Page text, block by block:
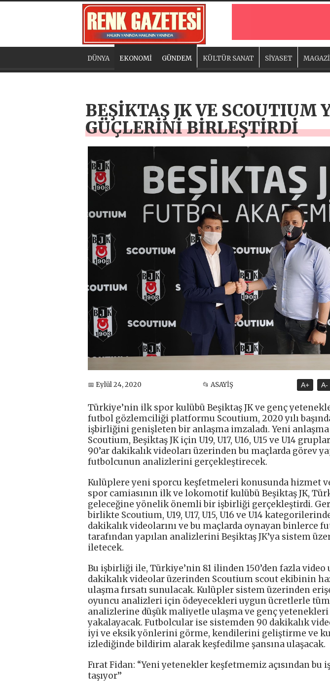
DÜNYA EKONOMİ GÜNDEM KÜLTÜR SANAT SİYASET
BEŞİKTAŞ JK VE SCOUTIUM
GÜÇLERİNİ BİRLEŞTİRDİ
📅 Eylül 24, 2020 📂 ASAYİŞ A+ A-
Türkiye’nin ilk spor kulübü Beşiktaş JK ve genç
futbol gözlemciliği platformu Scoutium, 2020 yılı
işbirliğini genişleten bir anlaşma imzaladı. Yeni
Scoutium, Beşiktaş JK için U19, U17, U16, U15 ve U14
90’ar dakikalık videoları üzerinden bu maçlarda görev
futbolcunun analizlerini gerçekleştirecek.
Kulüplere yeni sporcu keşfetmeleri konusunda hizmet
spor camiasının ilk ve lokomotif kulübü Beşiktaş JK,
geleceğine yönelik önemli bir işbirliği gerçekleştirdi.
birlikte Scoutium, U19, U17, U15, U16 ve U14
dakikalık videolarını ve bu maçlarda oynayan binlerce
tarafından yapılan analizlerini Beşiktaş JK’ya sistem
iletecek.
Bu işbirliği ile, Türkiye’nin 81 ilinden 150’den fazla video
dakikalık videolar üzerinden Scoutium scout ekibinin
ulaşma fırsatı sunulacak. Kulüpler sistem üzerinden
oyuncu analizleri için ödeyecekleri uygun ücretlerle
analizlerine düşük maliyetle ulaşma ve genç yetenekleri
yakalayacak. Futbolcular ise sistemden 90 dakikalık
iyi ve eksik yönlerini görme, kendilerini geliştirme ve
izlediğinde bildirim alarak keşfedilme şansına ulaşacak.
Fırat Fidan: “Yeni yetenekler keşfetmemiz açısından
taşıyor’’